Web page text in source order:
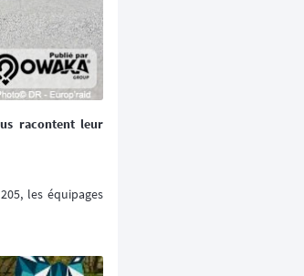
racontent leur
les équipages